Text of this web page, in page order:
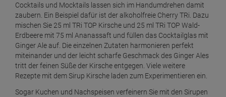
Cocktails und Mocktails lassen sich im Handumdrehen damit
zaubern. Ein Beispiel dafür ist der alkoholfreie Cherry TRi. Dazu
mischen Sie 25 ml TRi TOP Kirsche und 25 ml TRi TOP Wald-
Erdbeere mit 75 ml Ananassaft und füllen das Cocktailglas mit
Ginger Ale auf. Die einzelnen Zutaten harmonieren perfekt
miteinander und der leicht scharfe Geschmack des Ginger Ales
tritt der feinen Süße der Kirsche entgegen. Viele weitere
Rezepte mit dem Sirup Kirsche laden zum Experimentieren ein.
Sogar Kuchen und Nachspeisen verfeinern Sie mit den Sirupen